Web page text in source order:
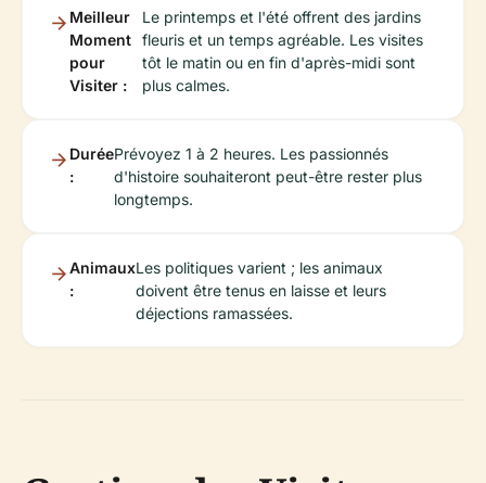
Meilleur
Moment
pour
Visiter :
Le printemps et l'été offrent des jardins
fleuris et un temps agréable. Les visites
tôt le matin ou en fin d'après-midi sont
plus calmes.
Durée
:
Prévoyez 1 à 2 heures. Les passionnés
d'histoire souhaiteront peut-être rester plus
longtemps.
Animaux
:
Les politiques varient ; les animaux
doivent être tenus en laisse et leurs
déjections ramassées.